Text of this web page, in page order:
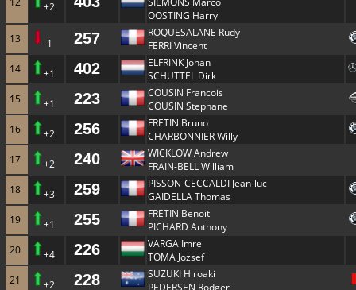
+2
OOSTING Harry
13
-1 257
ROQUESALANE Rudy
FERRI Vincent
14
+1 402
ELFRINK Johan
SCHUTTEL Dirk
15
+1 223
COUSIN Francois
COUSIN Stephane
16
+2 256
FRETIN Bruno
CHARBONNIER Willy
17
+2 240
WICKLOW Andrew
FRAIN-BELL William
18
+3 259
PISSON-CECCALDI Jean-luc
GAIDELLA Thomas
19
+1 255
FRETIN Benoit
PICHARD Anthony
20
+4 226
VARGA Imre
TOMA Jozsef
21
+2 228
SUZUKI Hiroaki
PEDERSEN Rodger